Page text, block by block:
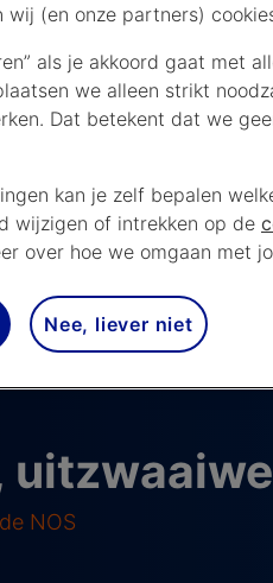
Het Noord-
tegen
om 20.45 en je kijkt
de NOS-app.
H2H VORM
NOS
wij (en onze partners)
als je akkoord gaat met
we alleen strikt
Dat betekent dat we
kan je zelf bepalen
wijzigen of intrekken op de
over hoe we omgaan met
Nee, liever niet